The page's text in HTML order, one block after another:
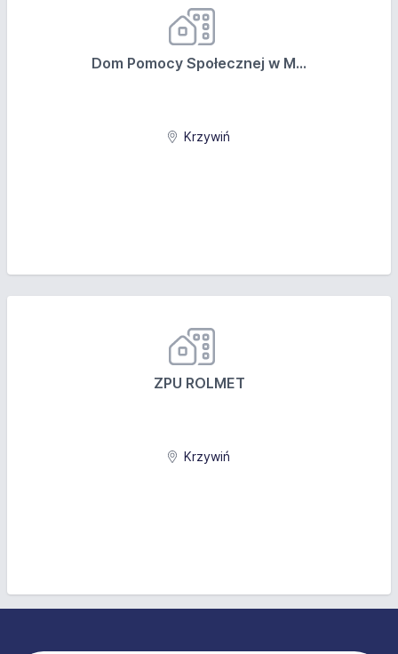
Dom Pomocy Społecznej w M...
Krzywiń
ZPU ROLMET
Krzywiń